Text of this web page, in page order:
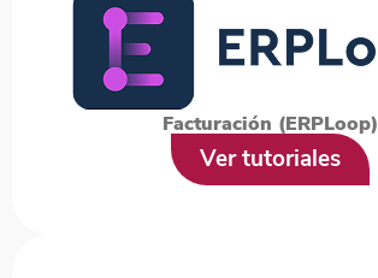
Facturación (ERPLoop)
Ver tutoriales